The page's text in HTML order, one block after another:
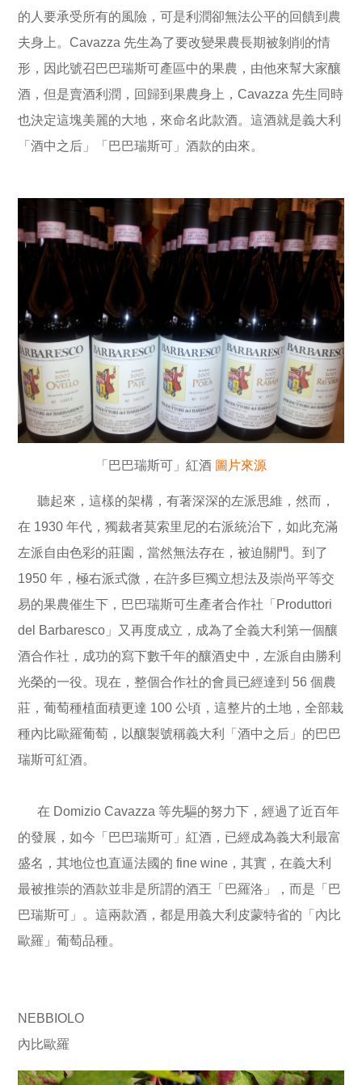
的人要承受所有的風險，可是利潤卻無法公平的回饋到農
夫身上。Cavazza 先生為了要改變果農長期被剝削的情
形，因此號召巴巴瑞斯可產區中的果農，由他來幫大家釀
酒，但是賣酒利潤，回歸到果農身上，Cavazza 先生同時
也決定這塊美麗的大地，來命名此款酒。這酒就是義大利
「酒中之后」「巴巴瑞斯可」酒款的由來。
「巴巴瑞斯可」紅酒 圖片來源
聽起來，這樣的架構，有著深深的左派思維，然而，
在 1930 年代，獨裁者莫索里尼的右派統治下，如此充滿
左派自由色彩的莊園，當然無法存在，被迫關門。到了
1950 年，極右派式微，在許多巨獨立想法及崇尚平等交
易的果農催生下，巴巴瑞斯可生產者合作社「Produttori
del Barbaresco」又再度成立，成為了全義大利第一個釀
酒合作社，成功的寫下數千年的釀酒史中，左派自由勝利
光榮的一役。現在，整個合作社的會員已經達到 56 個農
莊，葡萄種植面積更達 100 公頃，這整片的土地，全部栽
種內比歐羅葡萄，以釀製號稱義大利「酒中之后」的巴巴
瑞斯可紅酒。
在 Domizio Cavazza 等先驅的努力下，經過了近百年
的發展，如今「巴巴瑞斯可」紅酒，已經成為義大利最富
盛名，其地位也直逼法國的 fine wine，其實，在義大利
最被推崇的酒款並非是所謂的酒王「巴羅洛」，而是「巴
巴瑞斯可」。這兩款酒，都是用義大利皮蒙特省的「內比
歐羅」葡萄品種。
NEBBIOLO
內比歐羅